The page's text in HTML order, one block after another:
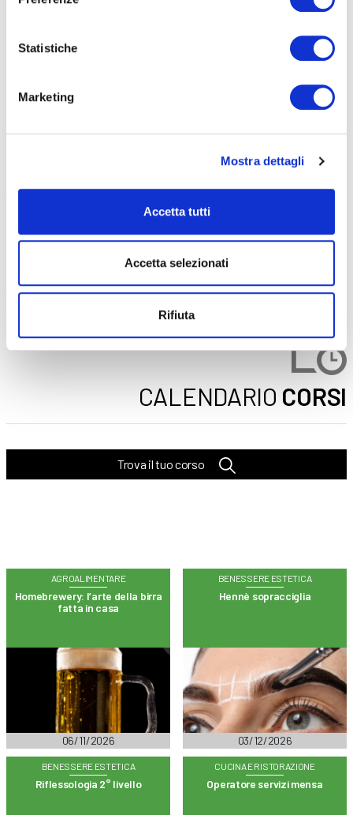
Statistiche
Marketing
Mostra dettagli
Accetta tutti
Accetta selezionati
Rifiuta
E CORSI
Seleziona e filtra per:
ADULTI
SICUREZZA
Seleziona e filtra per:
CORSI
CALENDARIO CORSI
Trova il tuo corso
AGROALIMENTARE
Homebrewery: l’arte della birra
fatta in casa
06/11/2026
BENESSERE ESTETICA
Hennè sopracciglia
03/12/2026
BENESSERE ESTETICA
Riflessologia 2° livello
CUCINA E RISTORAZIONE
Operatore servizi mensa